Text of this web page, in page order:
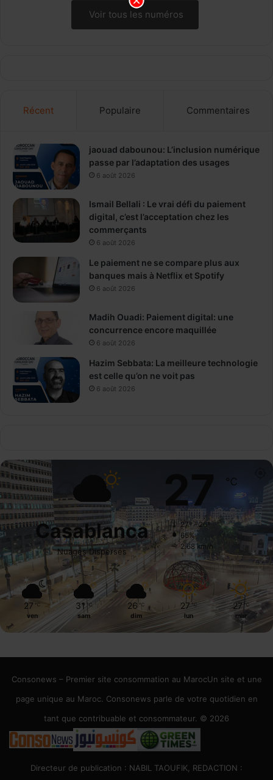
Voir tous les numéros
Récent Populaire Commentaires
jaouad dabounou: L’inclusion numérique
passe par l’adaptation des usages
6 août 2026
Ismail Bellali : Le vrai défi du paiement
digital, c’est l’acceptation chez les
commerçants
6 août 2026
Le paiement ne se compare plus aux
banques mais à Netflix et Spotify
6 août 2026
Madih Ouadi: Paiement digital: une
concurrence encore maquillée
6 août 2026
Hazim Sebbata: La meilleure technologie
est celle qu’on ne voit pas
6 août 2026
Casablanca
Nuages Dispersés
27 ℃
27º - 26º
65%
2.68 km/h
27 ℃
ven
31 ℃
sam
26 ℃
dim
27 ℃
lun
27 ℃
mar
Consonews – Premier site consommation au MarocUn site et une
page unique au Maroc. Consonews parle de votre quotidien en
tant que contribuable et consommateur. © 2026
Directeur de publication : NABIL TAOUFIK, REDACTION :